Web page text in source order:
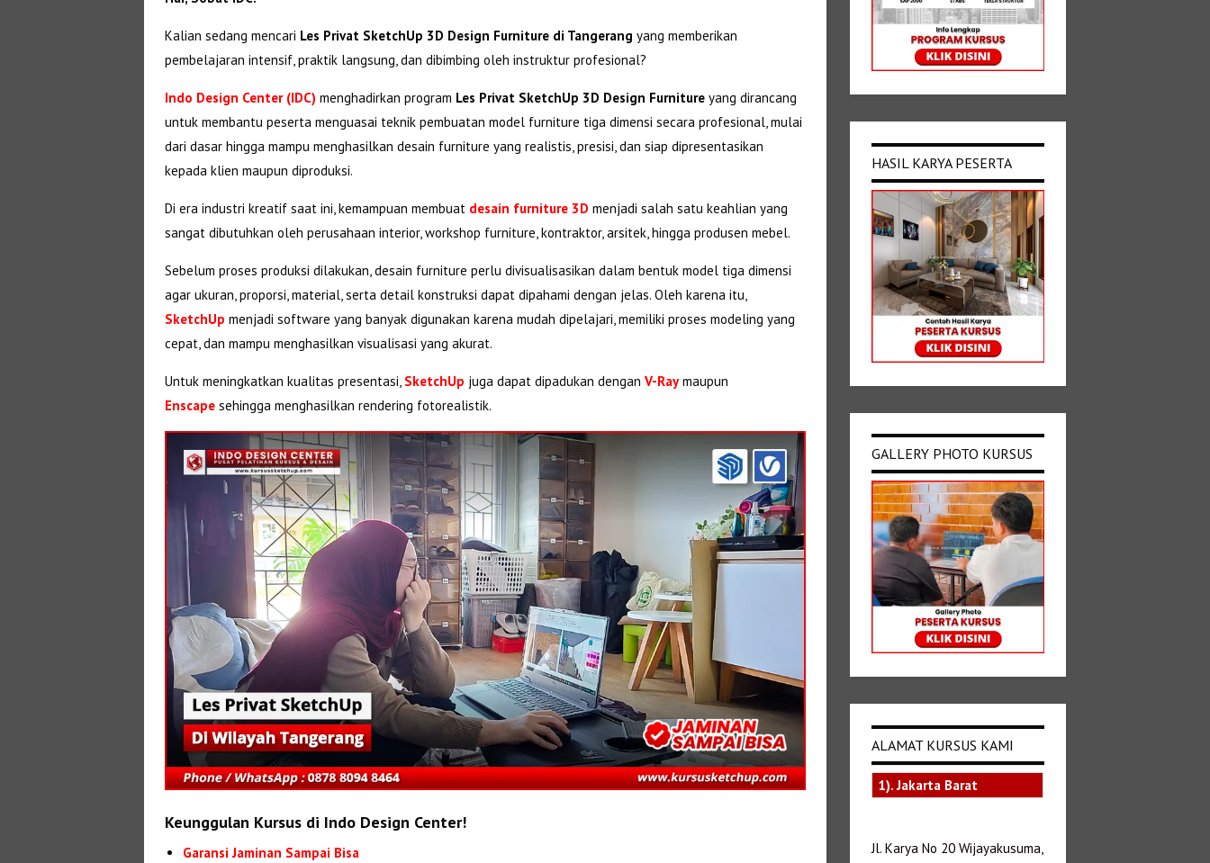
Kalian sedang mencari Les Privat SketchUp 3D Design Furniture di Tangerang yang memberikan
pembelajaran intensif, praktik langsung, dan dibimbing oleh instruktur profesional?
Indo Design Center (IDC) menghadirkan program Les Privat SketchUp 3D Design Furnitureyang dirancang
untuk membantu peserta menguasai teknik pembuatan model furniture tiga dimensi secara profesional, mulai
dari dasar hingga mampu menghasilkan desain furniture yang realistis, presisi, dan siap dipresentasikan
kepada klien maupun diproduksi.
Di era industri kreatif saat ini, kemampuan membuat desain furniture 3D menjadi salah satu keahlian yang
sangat dibutuhkan oleh perusahaan interior, workshop furniture, kontraktor, arsitek, hingga produsen mebel.
Sebelum proses produksi dilakukan, desain furniture perlu divisualisasikan dalam bentuk model tiga dimensi
agar ukuran, proporsi, material, serta detail konstruksi dapat dipahami dengan jelas. Oleh karena itu,
SketchUp menjadi software yang banyak digunakan karena mudah dipelajari, memiliki proses modeling yang
cepat, dan mampu menghasilkan visualisasi yang akurat.
Untuk meningkatkan kualitas presentasi, SketchUp juga dapat dipadukan dengan V-Raymaupun
Enscapesehingga menghasilkan rendering fotorealistik.
Keunggulan Kursus di Indo Design Center!
Garansi Jaminan Sampai Bisa
HASIL KARYA PESERTA
GALLERY PHOTO KURSUS
ALAMAT KURSUS KAMI
1). Jakarta Barat
Jl. Karya No 20 Wijayakusuma,